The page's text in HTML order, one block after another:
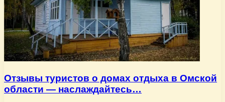
Отзывы туристов о домах отдыха в Омской
области — наслаждайтесь…